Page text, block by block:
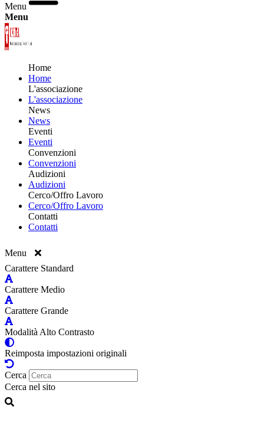
Menu
Menu
Home
Home
L'associazione
L'associazione
News
News
Eventi
Eventi
Convenzioni
Convenzioni
Audizioni
Audizioni
Cerco/Offro Lavoro
Cerco/Offro Lavoro
Contatti
Contatti
Menu
Carattere Standard
Carattere Medio
Carattere Grande
Modalità Alto Contrasto
Reimposta impostazioni originali
Cerca
Cerca nel sito